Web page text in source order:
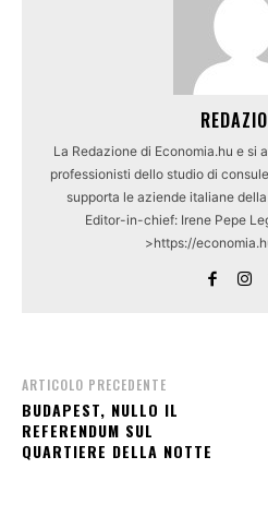
La Redazione di Economia.hu e si
professionisti dello studio di
supporta le aziende italiane
Editor-in-chief: Irene Pepe
>https://
ARTICOLO PRECEDENTE
BUDAPEST, NULLO IL
REFERENDUM SUL
QUARTIERE DELLA NOTTE